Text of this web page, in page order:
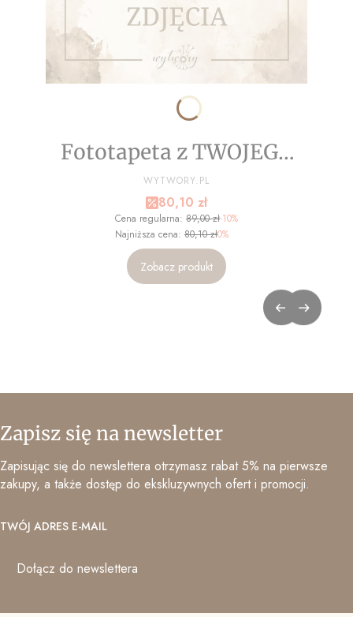
Fototapeta z TWOJEGO
ZDJĘCIA - NA WYMIAR
PRODUCENT
WYTWORY.PL
Cena promocyjna
80,10 zł
Cena regularna: 89,00 zł-10%
Najniższa cena: 80,10 zł0%
Zobacz produkt
Zapisz się na newsletter
Zapisując się do newslettera otrzymasz rabat 5% na pierwsze
zakupy, a także dostęp do ekskluzywnych ofert i promocji.
TWÓJ ADRES E-MAIL
Dołącz do newslettera